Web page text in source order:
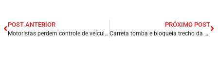
POST ANTERIOR
Motoristas perdem controle de veículos e colidem veículos em postes durante chuva na capital São Luís/MA.
PRÓXIMO POST
Carreta tomba e bloqueia trecho da BR-116 em Itaitinga/CE.